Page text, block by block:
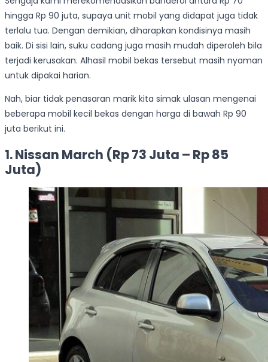
hingga Rp 90 juta, supaya unit mobil yang didapat juga tidak
terlalu tua. Dengan demikian, diharapkan kondisinya masih
baik. Di sisi lain, suku cadang juga masih mudah diperoleh bila
terjadi kerusakan. Alhasil mobil bekas tersebut masih nyaman
untuk dipakai harian.
Nah, biar tidak penasaran marik kita simak ulasan mengenai
beberapa mobil kecil bekas dengan harga di bawah Rp 90
juta berikut ini.
1. Nissan March (Rp 73 Juta – Rp 85
Juta)